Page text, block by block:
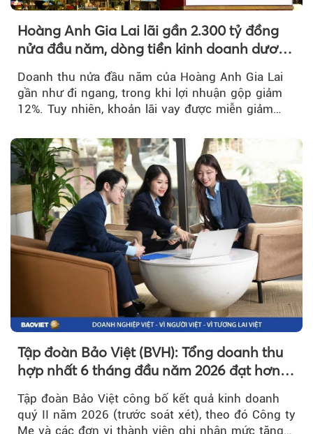
Hoàng Anh Gia Lai lãi gần 2.300 tỷ đồng
nửa đầu năm, dòng tiền kinh doanh dương
Doanh thu nửa đầu năm của Hoàng Anh Gia Lai
gần như đi ngang, trong khi lợi nhuận gộp giảm
12%. Tuy nhiên, khoản lãi vay được miễn giảm
Tập đoàn Bảo Việt (BVH): Tổng doanh thu
hợp nhất 6 tháng đầu năm 2026 đạt hơn
32.000 tỷ đồng, tăng trưởng 9,2%
Tập đoàn Bảo Việt công bố kết quả kinh doanh
quý II năm 2026 (trước soát xét), theo đó Công ty
Mẹ và các đơn vị thành viên ghi nhận mức tăng